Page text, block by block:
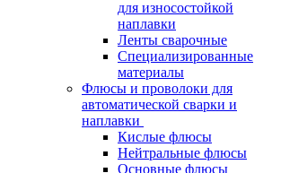
для износостойкой
наплавки
Ленты сварочные
Специализированные
материалы
Флюсы и проволоки для
автоматической сварки и
наплавки
Кислые флюсы
Нейтральные флюсы
Основные флюсы